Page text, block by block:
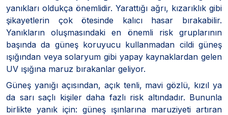
yanıkları oldukça önemlidir. Yarattığı ağrı, kızarıklık gibi
şikayetlerin çok ötesinde kalıcı hasar bırakabilir.
Yanıkların oluşmasındaki en önemli risk gruplarının
başında da güneş koruyucu kullanmadan cildi güneş
ışığından veya solaryum gibi yapay kaynaklardan gelen
UV ışığına maruz bırakanlar geliyor.
Güneş yanığı açısından, açık tenli, mavi gözlü, kızıl ya
da sarı saçlı kişiler daha fazlı risk altındadır. Bununla
birlikte yanık için: güneş ışınlarına maruziyeti artıran